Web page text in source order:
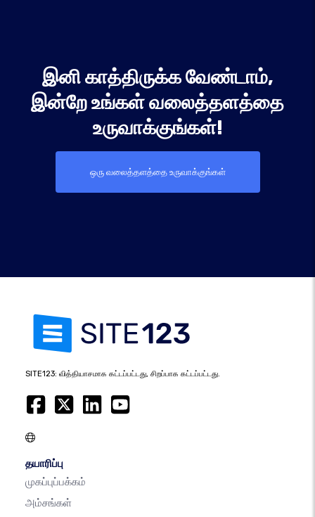
இனி காத்திருக்க வேண்டாம்,
இன்றே உங்கள் வலைத்தளத்தை
உருவாக்குங்கள்!
ஒரு வலைத்தளத்தை உருவாக்குங்கள்
SITE123: வித்தியாசமாக கட்டப்பட்டது, சிறப்பாக கட்டப்பட்டது.
தயாரிப்பு
முகப்புப்பக்கம்
அம்சங்கள்